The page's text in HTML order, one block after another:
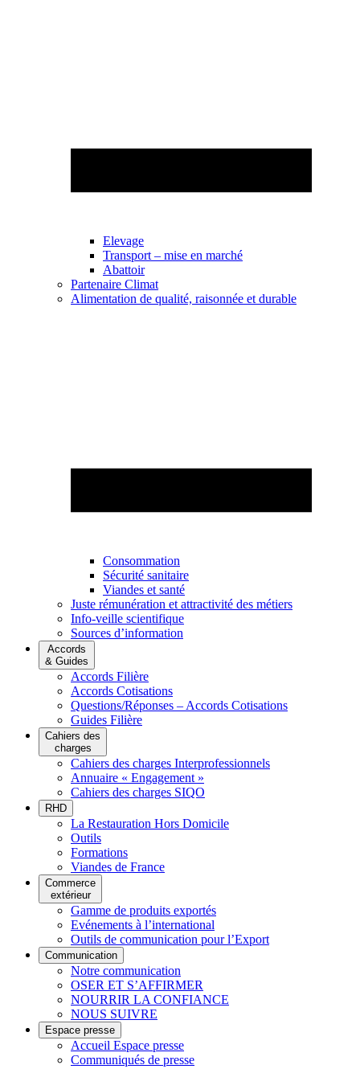
Elevage
Transport – mise en marché
Abattoir
Partenaire Climat
Alimentation de qualité, raisonnée et durable
Consommation
Sécurité sanitaire
Viandes et santé
Juste rémunération et attractivité des métiers
Info-veille scientifique
Sources d’information
Accords
& Guides
Accords Filière
Accords Cotisations
Questions/Réponses – Accords Cotisations
Guides Filière
Cahiers des
charges
Cahiers des charges Interprofessionnels
Annuaire « Engagement »
Cahiers des charges SIQO
RHD
La Restauration Hors Domicile
Outils
Formations
Viandes de France
Commerce
extérieur
Gamme de produits exportés
Evénements à l’international
Outils de communication pour l’Export
Communication
Notre communication
OSER ET S’AFFIRMER
NOURRIR LA CONFIANCE
NOUS SUIVRE
Espace presse
Accueil Espace presse
Communiqués de presse